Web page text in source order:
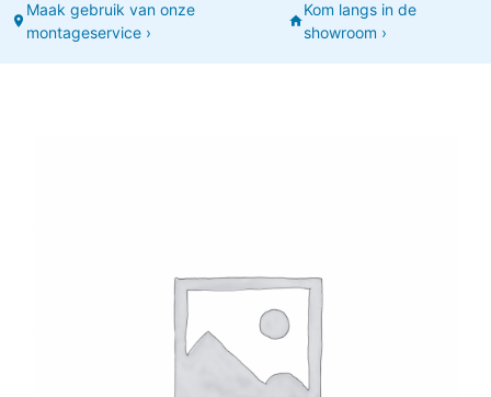
Maak gebruik van onze
montageservice ›
Kom langs in de
showroom ›